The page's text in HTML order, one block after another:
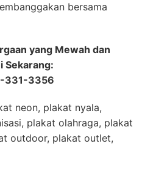
bersama
yang Mewah dan
Sekarang:
331-3356
neon, plakat nyala,
plakat olahraga, plakat
outdoor, plakat outlet,